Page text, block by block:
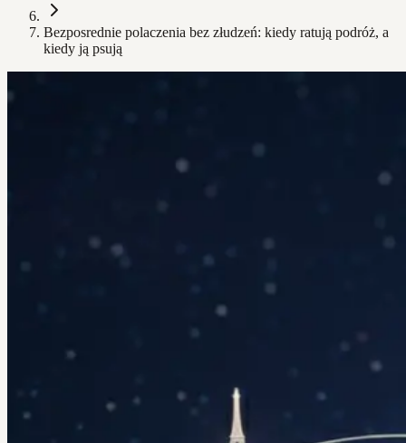
Bezposrednie polaczenia bez złudzeń: kiedy ratują podróż, a
kiedy ją psują